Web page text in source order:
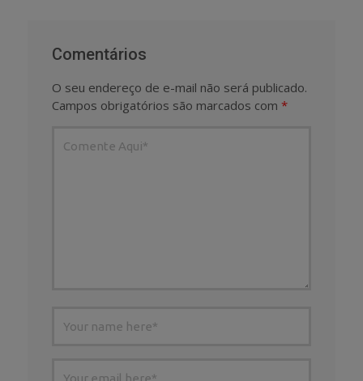
Comentários
O seu endereço de e-mail não será publicado.
Campos obrigatórios são marcados com *